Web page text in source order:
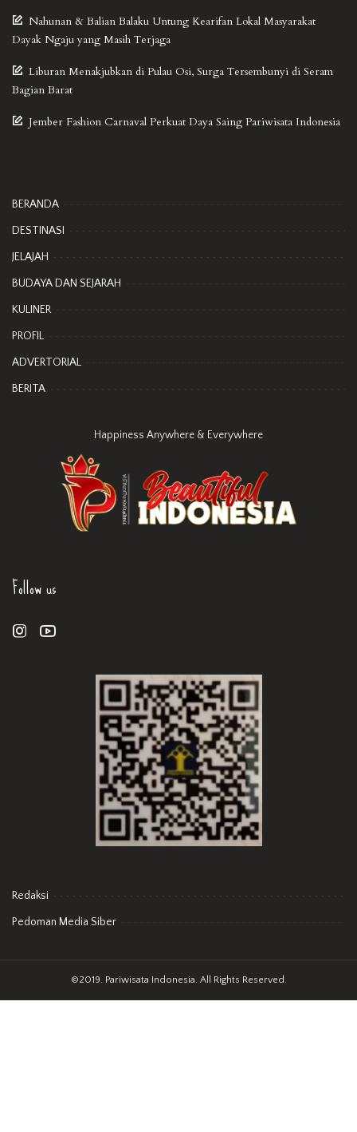
Nahunan & Balian Balaku Untung Kearifan Lokal Masyarakat
Dayak Ngaju yang Masih Terjaga
Liburan Menakjubkan di Pulau Osi, Surga Tersembunyi di Seram
Bagian Barat
Jember Fashion Carnaval Perkuat Daya Saing Pariwisata Indonesia
BERANDA
DESTINASI
JELAJAH
BUDAYA DAN SEJARAH
KULINER
PROFIL
ADVERTORIAL
BERITA
Happiness Anywhere & Everywhere
Follow us
Redaksi
Pedoman Media Siber
©2019. Pariwisata Indonesia. All Rights Reserved.